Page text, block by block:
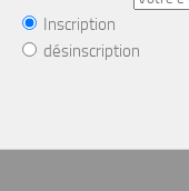
Inscription
désinscription